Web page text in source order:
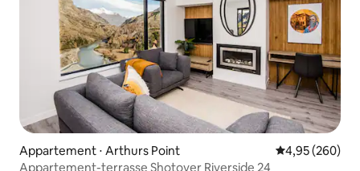
Appartement ⋅ Arthurs Point Évaluation
4,95 (260)
Appartement-terrasse Shotover Riverside 24